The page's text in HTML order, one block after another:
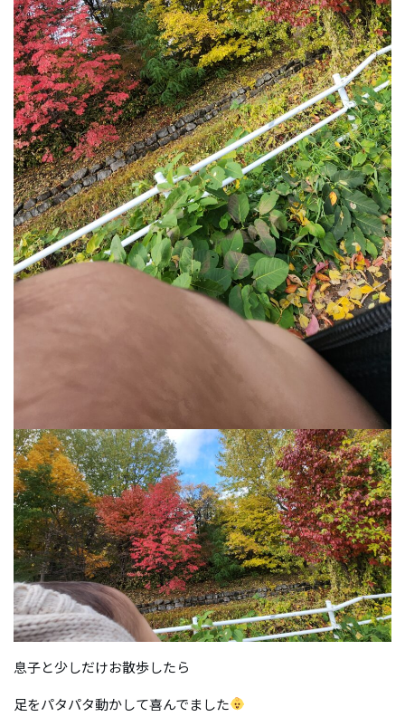
息子と少しだけお散歩したら
足をパタパタ動かして喜んでました